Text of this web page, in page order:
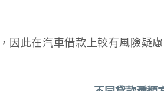
因此在汽車借款上較有風險疑慮